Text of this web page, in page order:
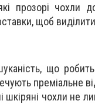
прозорі чохли
щоб
що
преміальне
шкіряні чохли не